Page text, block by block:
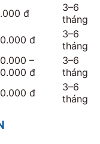
đ
3–6
tháng
đ
3–6
tháng
–
đ
3–6
tháng
đ
3–6
tháng